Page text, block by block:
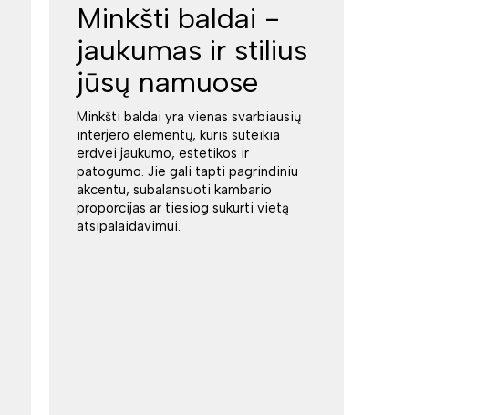
Minkšti baldai -
jaukumas ir stilius
jūsų namuose
Minkšti baldai yra vienas svarbiausių
interjero elementų, kuris suteikia
erdvei jaukumo, estetikos ir
patogumo. Jie gali tapti pagrindiniu
akcentu, subalansuoti kambario
proporcijas ar tiesiog sukurti vietą
atsipalaidavimui.